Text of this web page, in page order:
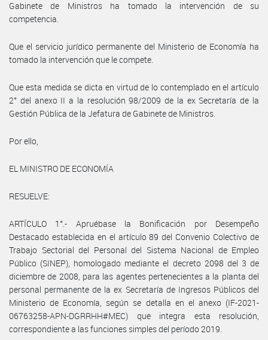
Gabinete de Ministros ha tomado la intervención de su
competencia.
Que el servicio jurídico permanente del Ministerio de Economía ha
tomado la intervención que le compete.
Que esta medida se dicta en virtud de lo contemplado en el artículo
2° del anexo II a la resolución 98/2009 de la ex Secretaría de la
Gestión Pública de la Jefatura de Gabinete de Ministros.
Por ello,
EL MINISTRO DE ECONOMÍA
RESUELVE:
ARTÍCULO 1°.- Apruébase la Bonificación por Desempeño
Destacado establecida en el artículo 89 del Convenio Colectivo de
Trabajo Sectorial del Personal del Sistema Nacional de Empleo
Público (SINEP), homologado mediante el decreto 2098 del 3 de
diciembre de 2008, para las agentes pertenecientes a la planta del
personal permanente de la ex Secretaría de Ingresos Públicos del
Ministerio de Economía, según se detalla en el anexo (IF-2021-
06763258-APN-DGRRHH#MEC) que integra esta resolución,
correspondiente a las funciones simples del período 2019.